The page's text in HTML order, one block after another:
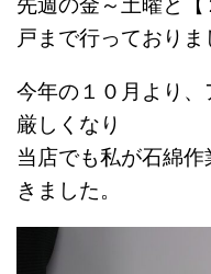
先週の金～土曜と
戸まで行っておりま
今年の１０月より
厳しくなり
当店でも私が石綿
きました。